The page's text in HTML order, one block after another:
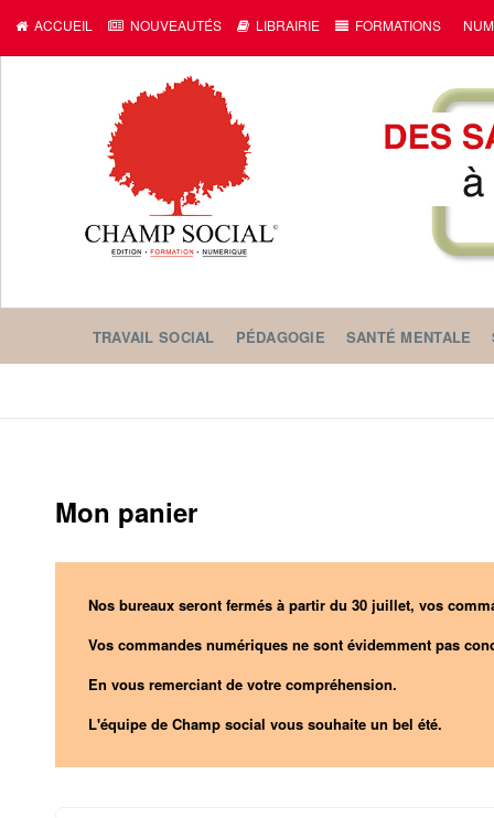
ACCUEIL NOUVEAUTÉS LIBRAIRIE FORMATIONS
TRAVAIL SOCIAL PÉDAGOGIE SANTÉ MENTALE
Mon panier
Nos bureaux seront fermés à partir du 30 juillet, vos
Vos commandes numériques ne sont évidemment pas
En vous remerciant de votre compréhension.
L'équipe de Champ social vous souhaite un bel été.